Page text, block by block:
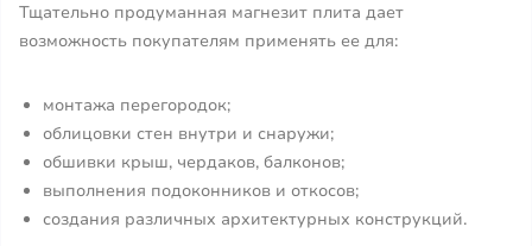
Тщательно продуманная магнезит плита дает
возможность покупателям применять ее для:
монтажа перегородок;
облицовки стен внутри и снаружи;
обшивки крыш, чердаков, балконов;
выполнения подоконников и откосов;
создания различных архитектурных конструкций.